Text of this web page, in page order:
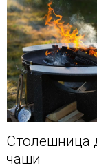
Столешница
чаши